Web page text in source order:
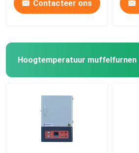
Contacteer ons
Hoogtemperatuur muffelfurnen